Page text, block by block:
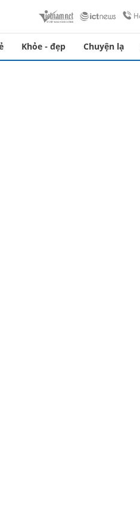
Khỏe - đẹp Chuyện lạ